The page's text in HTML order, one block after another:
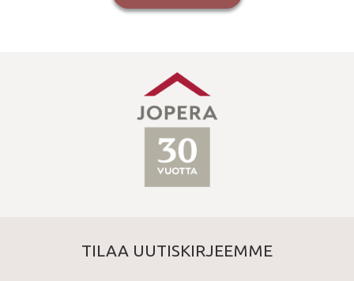
TILAA UUTISKIRJEEMME